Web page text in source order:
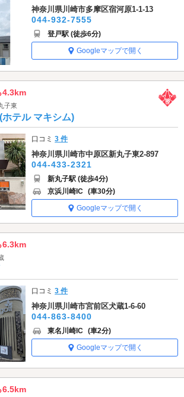
神奈川県川崎市多摩区宿河原1-1-13
044-932-7555
登戸駅 (徒歩6分)
Googleマップで開く
4.3km
子東
テル マキシム)
口コミ3 件
神奈川県川崎市中原区新丸子東2-897
044-433-2321
新丸子駅 (徒歩4分)
京浜川崎IC (車30分)
Googleマップで開く
6.3km
口コミ3 件
神奈川県川崎市宮前区犬蔵1-6-60
044-863-8400
東名川崎IC (車2分)
Googleマップで開く
6.5km